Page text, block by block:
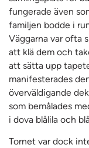
fungerade även
familjen bodde i
Väggarna var ofta
att klä dem och
att sätta upp
manifesterades
överväldigande
som bemålades
i dova blålila och
Tornet var dock